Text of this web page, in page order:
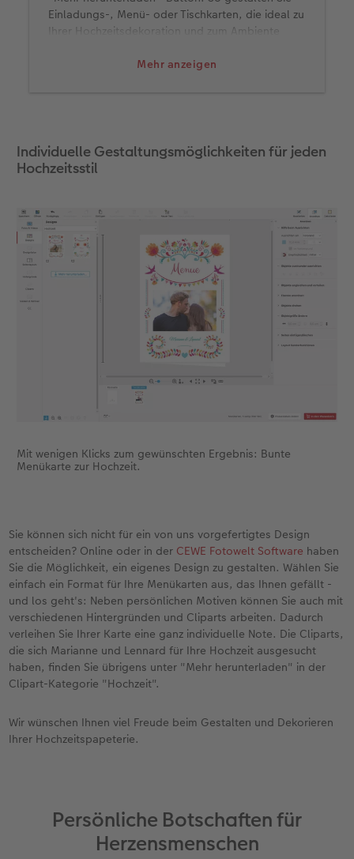
Mehr anzeigen
Einladungs-, Menü- oder Tischkarten, die ideal zu
Ihrer Hochzeitsdekoration und zum Ambiente
ausgefallener sein darf, haben Sie die
Individuelle Gestaltungsmöglichkeiten für jeden
Hochzeitsstil
Mit wenigen Klicks zum gewünschten Ergebnis: Bunte
Menükarte zur Hochzeit.
Sie können sich nicht für ein von uns vorgefertigtes Design
entscheiden? Online oder in der CEWE Fotowelt Software haben
Sie die Möglichkeit, ein eigenes Design zu gestalten. Wählen Sie
einfach ein Format für Ihre Menükarten aus, das Ihnen gefällt -
und los geht's: Neben persönlichen Motiven können Sie auch mit
verschiedenen Hintergründen und Cliparts arbeiten. Dadurch
verleihen Sie Ihrer Karte eine ganz individuelle Note. Die Cliparts,
die sich Marianne und Lennard für Ihre Hochzeit ausgesucht
haben, finden Sie übrigens unter "Mehr herunterladen" in der
Clipart-Kategorie "Hochzeit".
Wir wünschen Ihnen viel Freude beim Gestalten und Dekorieren
Ihrer Hochzeitspapeterie.
Persönliche Botschaften für
Herzensmenschen